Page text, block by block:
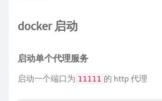
docker 启动
启动单个代理服务
启动一个端口为 11111 的 http 代理